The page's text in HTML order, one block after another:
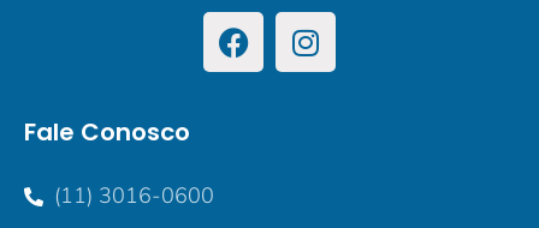
Fale Conosco
(11) 3016-0600